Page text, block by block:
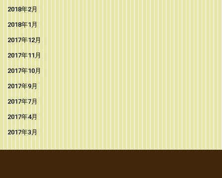
2018年2月
2018年1月
2017年12月
2017年11月
2017年10月
2017年9月
2017年7月
2017年4月
2017年3月